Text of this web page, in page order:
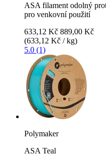
ASA filament odolný
pro venkovní použití
633,12 Kč 889,00 Kč
(633,12 Kč / kg)
5.0 (1)
Polymaker
ASA Teal